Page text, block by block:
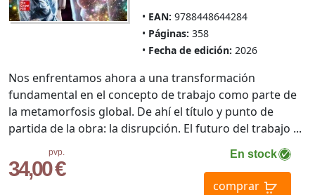
EAN: 9788448644284
Páginas: 358
Fecha de edición: 2026
pvp.
34,00 €
En stock
comprar
Nos enfrentamos ahora a una transformación
fundamental en el concepto de trabajo como parte de
la metamorfosis global. De ahí el título y punto de
partida de la obra: la disrupción. El futuro del trabajo ...